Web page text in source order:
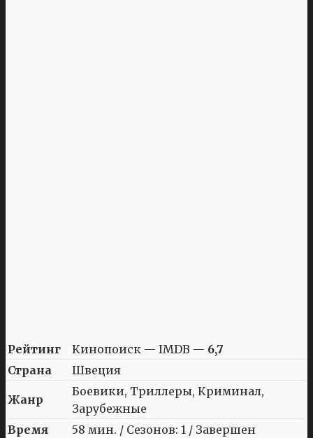
Рейтинг Кинопоиск — IMDB — 6,7
Страна
Швеция
Жанр
Боевики, Триллеры, Криминал,
Зарубежные
Время
58 мин. / Сезонов: 1 / Завершен